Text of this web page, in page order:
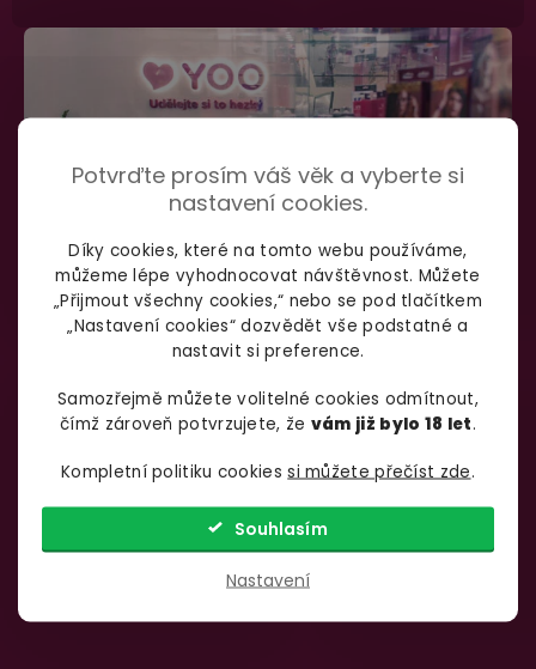
Potvrďte prosím váš věk a vyberte si
nastavení cookies.
Díky cookies, které na tomto webu používáme,
můžeme lépe vyhodnocovat návštěvnost. Můžete
„Přijmout všechny cookies,“ nebo se pod tlačítkem
„Nastavení cookies“ dozvědět vše podstatné a
nastavit si preference.
Samozřejmě můžete volitelné cookies odmítnout,
čímž zároveň potvrzujete, že vám již bylo 18 let.
Kompletní politiku cookiessi můžete přečíst zde.
Nastavení
Souhlasím
SHOWROOM BRNO
info@yoo.cz
735 876 206
7:00 – 18:00
Sobota, neděle
Zavřeno